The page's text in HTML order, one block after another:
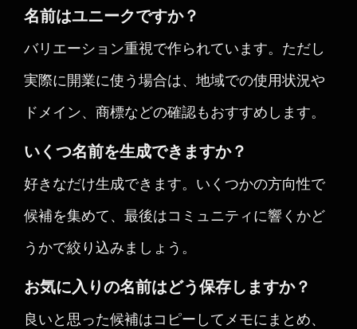
名前はユニークですか？
バリエーション重視で作られています。ただし
実際に開業に使う場合は、地域での使用状況や
ドメイン、商標などの確認もおすすめします。
いくつ名前を生成できますか？
好きなだけ生成できます。いくつかの方向性で
候補を集めて、最後はコミュニティに響くかど
うかで絞り込みましょう。
お気に入りの名前はどう保存しますか？
良いと思った候補はコピーしてメモにまとめ、